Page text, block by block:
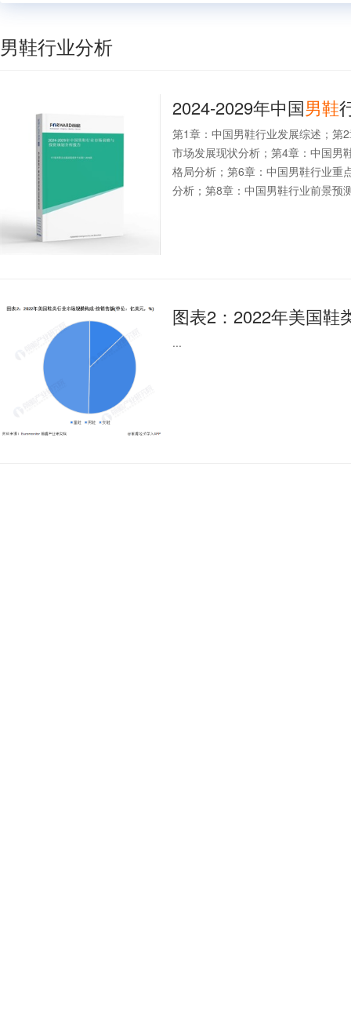
男鞋行业分析
2024-2029年中国男鞋
第1章：中国男鞋行业发展综述；第
市场发展现状分析；第4章：中国男
格局分析；第6章：中国男鞋行业重
分析；第8章：中国男鞋行业前景预
图表2：2022年美国鞋
...